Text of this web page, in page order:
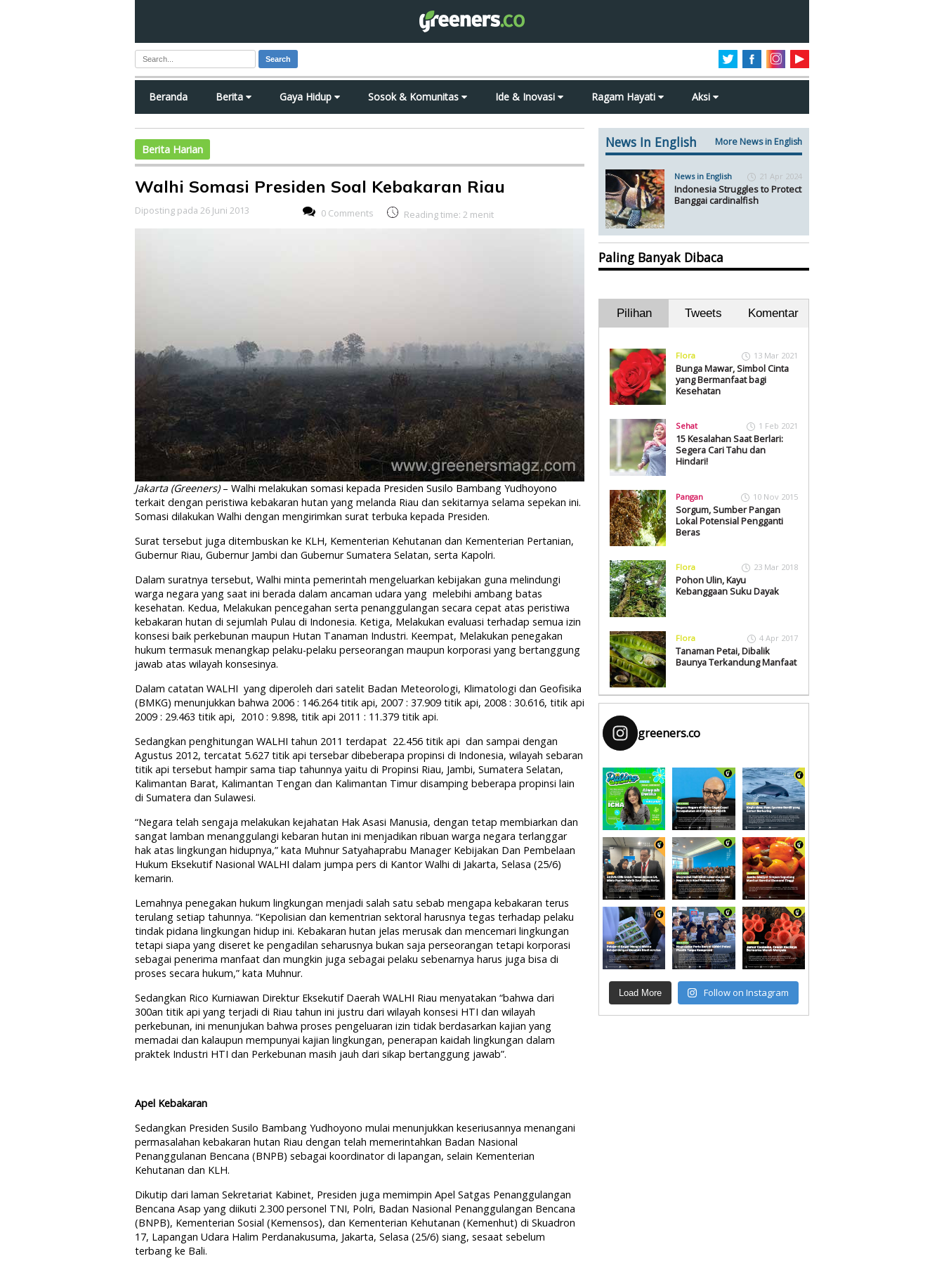
Search
Beranda Berita Gaya Hidup Sosok & Komunitas Ide & Inovasi Ragam Hayati Aksi
Berita Harian
Walhi Somasi Presiden Soal Kebakaran Riau
Diposting pada 26 Juni 2013 0 Comments Reading time: 2 menit
Jakarta (Greeners)– Walhi melakukan somasi kepada Presiden Susilo Bambang Yudhoyono
terkait dengan peristiwa kebakaran hutan yang melanda Riau dan sekitarnya selama sepekan ini.
Somasi dilakukan Walhi dengan mengirimkan surat terbuka kepada Presiden.
Surat tersebut juga ditembuskan ke KLH, Kementerian Kehutanan dan Kementerian Pertanian,
Gubernur Riau, Gubernur Jambi dan Gubernur Sumatera Selatan, serta Kapolri.
Dalam suratnya tersebut, Walhi minta pemerintah mengeluarkan kebijakan guna melindungi
warga negara yang saat ini berada dalam ancaman udara yang melebihi ambang batas
kesehatan. Kedua, Melakukan pencegahan serta penanggulangan secara cepat atas peristiwa
kebakaran hutan di sejumlah Pulau di Indonesia. Ketiga, Melakukan evaluasi terhadap semua izin
konsesi baik perkebunan maupun Hutan Tanaman Industri. Keempat, Melakukan penegakan
hukum termasuk menangkap pelaku-pelaku perseorangan maupun korporasi yang bertanggung
jawab atas wilayah konsesinya.
Dalam catatan WALHI yang diperoleh dari satelit Badan Meteorologi, Klimatologi dan Geofisika
(BMKG) menunjukkan bahwa 2006 : 146.264 titik api, 2007 : 37.909 titik api, 2008 : 30.616, titik api
2009 : 29.463 titik api, 2010 : 9.898, titik api 2011 : 11.379 titik api.
Sedangkan penghitungan WALHI tahun 2011 terdapat 22.456 titik api dan sampai dengan
Agustus 2012, tercatat 5.627 titik api tersebar dibeberapa propinsi di Indonesia, wilayah sebaran
titik api tersebut hampir sama tiap tahunnya yaitu di Propinsi Riau, Jambi, Sumatera Selatan,
Kalimantan Barat, Kalimantan Tengan dan Kalimantan Timur disamping beberapa propinsi lain
di Sumatera dan Sulawesi.
“Negara telah sengaja melakukan kejahatan Hak Asasi Manusia, dengan tetap membiarkan dan
sangat lamban menanggulangi kebaran hutan ini menjadikan ribuan warga negara terlanggar
hak atas lingkungan hidupnya,” kata Muhnur Satyahaprabu Manager Kebijakan Dan Pembelaan
Hukum Eksekutif Nasional WALHI dalam jumpa pers di Kantor Walhi di Jakarta, Selasa (25/6)
kemarin.
Lemahnya penegakan hukum lingkungan menjadi salah satu sebab mengapa kebakaran terus
terulang setiap tahunnya. “Kepolisian dan kementrian sektoral harusnya tegas terhadap pelaku
tindak pidana lingkungan hidup ini. Kebakaran hutan jelas merusak dan mencemari lingkungan
tetapi siapa yang diseret ke pengadilan seharusnya bukan saja perseorangan tetapi korporasi
sebagai penerima manfaat dan mungkin juga sebagai pelaku sebenarnya harus juga bisa di
proses secara hukum,” kata Muhnur.
Sedangkan Rico Kurniawan Direktur Eksekutif Daerah WALHI Riau menyatakan “bahwa dari
300an titik api yang terjadi di Riau tahun ini justru dari wilayah konsesi HTI dan wilayah
perkebunan, ini menunjukan bahwa proses pengeluaran izin tidak berdasarkan kajian yang
memadai dan kalaupun mempunyai kajian lingkungan, penerapan kaidah lingkungan dalam
praktek Industri HTI dan Perkebunan masih jauh dari sikap bertanggung jawab”.
Apel Kebakaran
Sedangkan Presiden Susilo Bambang Yudhoyono mulai menunjukkan keseriusannya menangani
permasalahan kebakaran hutan Riau dengan telah memerintahkan Badan Nasional
Penanggulanan Bencana (BNPB) sebagai koordinator di lapangan, selain Kementerian
Kehutanan dan KLH.
Dikutip dari laman Sekretariat Kabinet, Presiden juga memimpin Apel Satgas Penanggulangan
Bencana Asap yang diikuti 2.300 personel TNI, Polri, Badan Nasional Penanggulangan Bencana
(BNPB), Kementerian Sosial (Kemensos), dan Kementerian Kehutanan (Kemenhut) di Skuadron
17, Lapangan Udara Halim Perdanakusuma, Jakarta, Selasa (25/6) siang, sesaat sebelum
terbang ke Bali.
News In English More News in English
News in English 21 Apr 2024
Indonesia Struggles to Protect
Banggai cardinalfish
Paling Banyak Dibaca
Pilihan Tweets Komentar
Flora 13 Mar 2021
Bunga Mawar, Simbol Cinta
yang Bermanfaat bagi
Kesehatan
Sehat 1 Feb 2021
15 Kesalahan Saat Berlari:
Segera Cari Tahu dan
Hindari!
Pangan 10 Nov 2015
Sorgum, Sumber Pangan
Lokal Potensial Pengganti
Beras
Flora 23 Mar 2018
Pohon Ulin, Kayu
Kebanggaan Suku Dayak
Flora 4 Apr 2017
Tanaman Petai, Dibalik
Baunya Terkandung Manfaat
greeners.co
Load More Follow on Instagram